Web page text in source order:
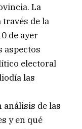
La
de la
de ayer
aspectos
electoral
las
de las
y en qué